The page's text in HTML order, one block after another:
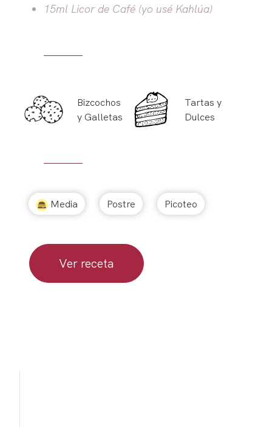
15ml Licor de Café (yo usé Kahlúa)
Bizcochos
y Galletas
Tartas y
Dulces
Media Postre Picoteo
Ver receta